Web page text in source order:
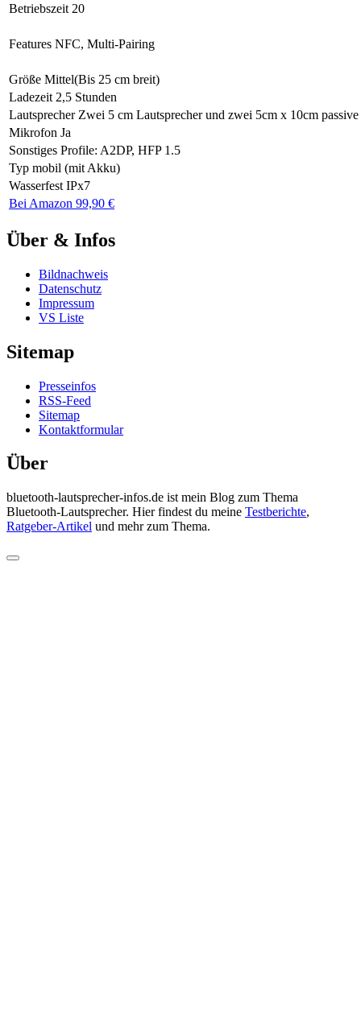
Betriebszeit 20
Features NFC, Multi-Pairing
Größe Mittel(Bis 25 cm breit)
Ladezeit 2,5 Stunden
LautsprecherZwei 5 cm Lautsprecher und zwei 5cm x 10cm passive
Mikrofon Ja
Sonstiges Profile: A2DP, HFP 1.5
Typ mobil (mit Akku)
Wasserfest IPx7
Bei Amazon 99,90 €
Über & Infos
Bildnachweis
Datenschutz
Impressum
VS Liste
Sitemap
Presseinfos
RSS-Feed
Sitemap
Kontaktformular
Über
bluetooth-lautsprecher-infos.de ist mein Blog zum Thema
Bluetooth-Lautsprecher. Hier findest du meine Testberichte,
Ratgeber-Artikel und mehr zum Thema.